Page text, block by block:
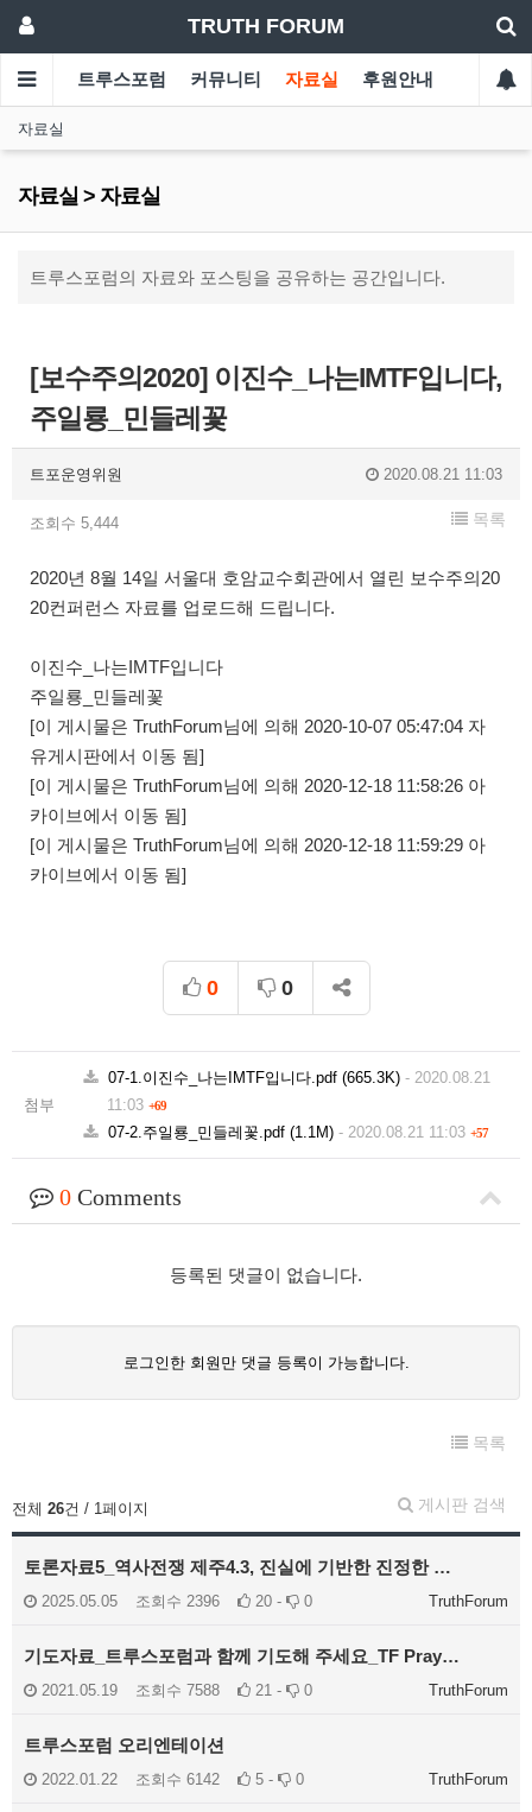
TRUTH FORUM
트루스포럼 커뮤니티 자료실 후원안내
자료실
자료실 > 자료실
트루스포럼의 자료와 포스팅을 공유하는 공간입니다.
[보수주의2020] 이진수_나는IMTF입니다,
주일룡_민들레꽃
트포운영위원 2020.08.21 11:03
조회수 5,444 목록
2020년 8월 14일 서울대 호암교수회관에서 열린 보수주의20
20컨퍼런스 자료를 업로드해 드립니다.
이진수_나는IMTF입니다
주일룡_민들레꽃
[이 게시물은 TruthForum님에 의해 2020-10-07 05:47:04 자
유게시판에서 이동 됨]
[이 게시물은 TruthForum님에 의해 2020-12-18 11:58:26 아
카이브에서 이동 됨]
[이 게시물은 TruthForum님에 의해 2020-12-18 11:59:29 아
카이브에서 이동 됨]
0 0
첨부
07-1.이진수_나는IMTF입니다.pdf (665.3K) - 2020.08.21
11:03 +69
07-2.주일룡_민들레꽃.pdf (1.1M) - 2020.08.21 11:03 +57
0 Comments
등록된 댓글이 없습니다.
로그인한 회원만 댓글 등록이 가능합니다.
목록
게시판 검색
전체 26건 / 1페이지
토론자료5_역사전쟁 제주4.3, 진실에 기반한 진정한 …
TruthForum
2025.05.05 조회수 2396 20 - 0
기도자료_트루스포럼과 함께 기도해 주세요_TF Pray…
TruthForum
2021.05.19 조회수 7588 21 - 0
트루스포럼 오리엔테이션
TruthForum
2022.01.22 조회수 6142 5 - 0